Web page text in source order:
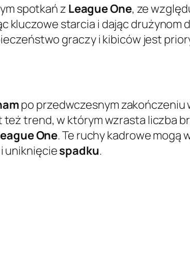
spotkań zLeague One, ze
kluczowe starcia i dając drużynom
graczy i kibiców jest
po przedwczesnym zakończeniu
trend, w którym wzrasta liczba
One. Te ruchy kadrowe mogą
i uniknięciespadku.